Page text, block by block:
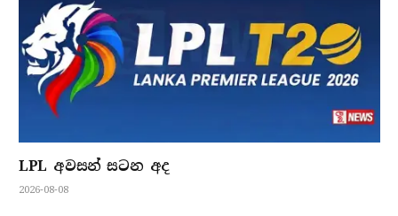
LPL අවසන් සටන අද
2026-08-08